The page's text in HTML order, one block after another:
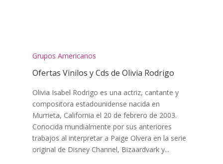
Grupos Americanos
Ofertas Vinilos y Cds de Olivia Rodrigo
Olivia Isabel Rodrigo es una actriz, cantante y
compositora estadounidense nacida en
Murrieta, California el 20 de febrero de 2003.
Conocida mundialmente por sus anteriores
trabajos al interpretar a Paige Olvera en la serie
original de Disney Channel, Bizaardvark y...